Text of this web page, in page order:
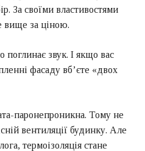
За своїми властивостями
вище за ціною.
поглинає звук. І якщо вас
фасаду вб’єте «двох
паронепроникна. Тому не
вентиляції будинку. Але
термоізоляція стане